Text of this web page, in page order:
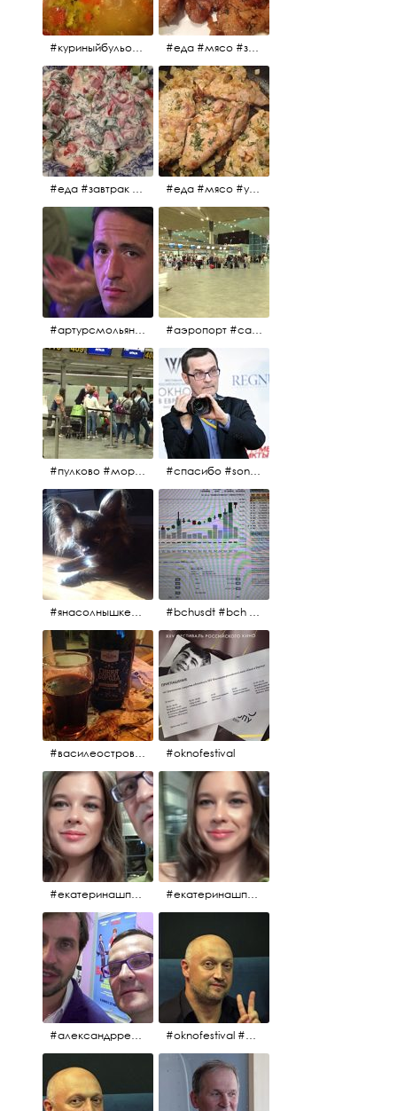
#куриныйбульон #лавровыйлист #помидоры #картофель #чеснок #лук #морковь #приправы #перецдушистый #курица #ужин #еда #сольповкусу #жёлтыйкарри #имбирь #кориандр #кокос #лимонныйсок #оливковоемасло #кумин #кайенскийперец #еда #мясо #завтрак #источниквдохновения #люблюготовить
#еда #завтрак #витамины #помидоры #укроп #огурцы #сметана #салат #еда #мясо #утро #завтрак #едакакисточниквдохновения
#артурсмольянинов @melnikovadsh #artursmolyaninov #аэропорт #санктпетербург #пулково #мореморе #моремолнцепесок #дваночи
#пулково #море #песок #лето #морепесоксолнце #дваночи #спасибо #sony #nikon #oknofestivsl @alex_kurov #aplgallery
#янасолнышкележу #янасолнышкогляжу #чихуахуа #bchusdt #bch #usdt #sell #buy #exchange #markets #bitcoincash #cryptocurrency #pump
#василеостровское #синяяборода #пиво #пивовобла #вобла #рыба #oknofestival
#екатеринашпица #шпица @ekaterinashpitsa #екатеринашпица #шпица @ekaterinashpitsa
#александрревва #ревва #артурпирожков #бабушкалегкогоповедения @arthurpirozhkov #oknofestival #gosha #гошакуценко